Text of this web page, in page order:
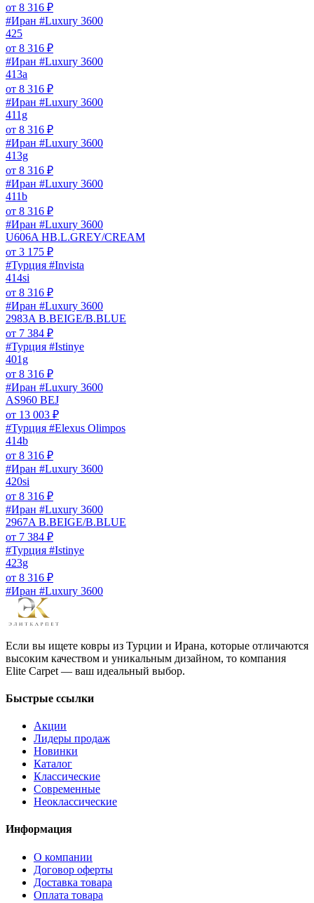
от 8 316 ₽
#Иран #Luxury 3600
425
от 8 316 ₽
#Иран #Luxury 3600
413a
от 8 316 ₽
#Иран #Luxury 3600
411g
от 8 316 ₽
#Иран #Luxury 3600
413g
от 8 316 ₽
#Иран #Luxury 3600
411b
от 8 316 ₽
#Иран #Luxury 3600
U606A HB.L.GREY/CREAM
от 3 175 ₽
#Турция #Invista
414si
от 8 316 ₽
#Иран #Luxury 3600
2983A B.BEIGE/B.BLUE
от 7 384 ₽
#Турция #Istinye
401g
от 8 316 ₽
#Иран #Luxury 3600
AS960 BEJ
от 13 003 ₽
#Турция #Elexus Olimpos
414b
от 8 316 ₽
#Иран #Luxury 3600
420si
от 8 316 ₽
#Иран #Luxury 3600
2967A B.BEIGE/B.BLUE
от 7 384 ₽
#Турция #Istinye
423g
от 8 316 ₽
#Иран #Luxury 3600
Если вы ищете ковры из Турции и Ирана, которые отличаются
высоким качеством и уникальным дизайном, то компания
Elite Carpet — ваш идеальный выбор.
Быстрые ссылки
Акции
Лидеры продаж
Новинки
Каталог
Классические
Современные
Неоклассические
Информация
О компании
Договор оферты
Доставка товара
Оплата товара